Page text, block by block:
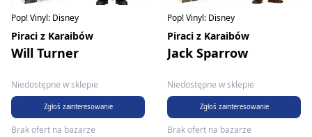
Pop! Vinyl: Disney
Piraci z Karaibów
Will Turner
Niedostępne w sklepie
Zgłoś zainteresowanie
Brak ofert na bazarze
Pop! Vinyl: Disney
Piraci z Karaibów
Jack Sparrow
Niedostępne w sklepie
Zgłoś zainteresowanie
Brak ofert na bazarze